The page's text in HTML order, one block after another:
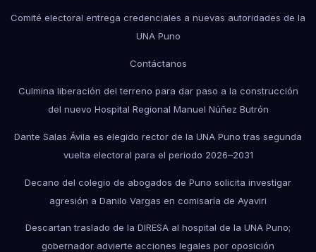
Comité electoral entrega credenciales a nuevas autoridades de la
UNA Puno
Contáctanos
Culmina liberación del terreno para dar paso a la construcción
del nuevo Hospital Regional Manuel Núñez Butrón
Dante Salas Ávila es elegido rector de la UNA Puno tras segunda
vuelta electoral para el periodo 2026–2031
Decano del colegio de abogados de Puno solicita investigar
agresión a Danilo Vargas en comisaría de Ayaviri
Descartan traslado de la DIRESA al hospital de la UNA Puno;
gobernador advierte acciones legales por oposición